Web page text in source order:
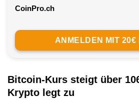
CoinPro.ch
ANMELDEN MIT 20€
Bitcoin-Kurs steigt über
Krypto legt zu